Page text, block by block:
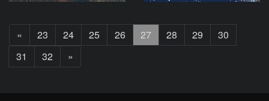
«
へ
23 24 25 26 27 28 29
30
31
32 »
へ